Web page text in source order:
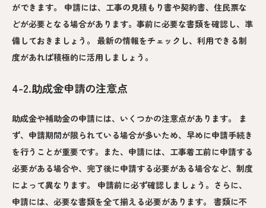
ができます。 申請には、工事の見積もり書や契約書、住民票な
どが必要となる場合があります。事前に必要な書類を確認し、準
備しておきましょう。 最新の情報をチェックし、利用できる制
度があれば積極的に活用しましょう。
4-2.助成金申請の注意点
助成金や補助金の申請には、いくつかの注意点があります。 ま
ず、申請期間が限られている場合が多いため、早めに申請手続き
を行うことが重要です。また、申請には、工事着工前に申請する
必要がある場合や、完了後に申請する必要がある場合など、制度
によって異なります。 申請前に必ず確認しましょう。さらに、
申請には、必要な書類を全て揃える必要があります。 書類に不